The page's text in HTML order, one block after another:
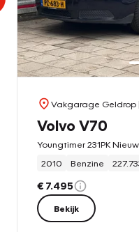
Vakgarage Geldrop
Volvo V70
Youngtimer 231PK
2010
Benzine
€ 7.495
Bekijk